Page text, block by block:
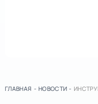
ГЛАВНАЯ - НОВОСТИ -